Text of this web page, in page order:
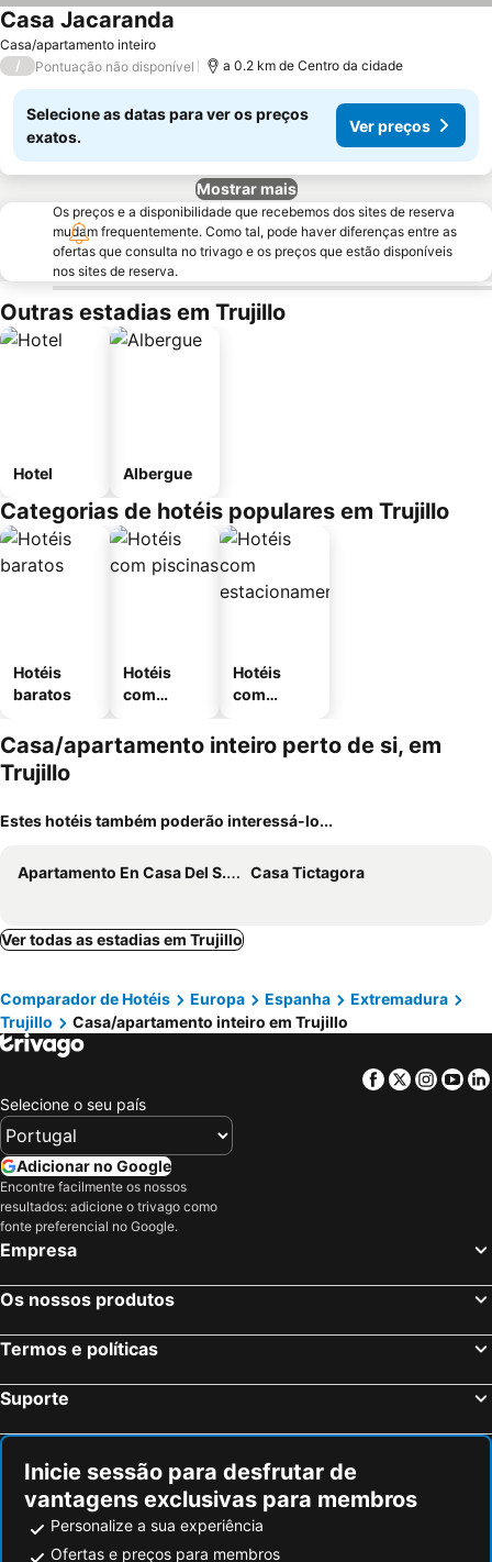
Casa/apartamento inteiro
Casa Jacaranda
/ Pontuação não disponível a 0.2 km de Centro da cidade
Selecione as datas para ver os preços
exatos.
Ver preços
Mostrar mais
Os preços e a disponibilidade que recebemos dos sites de reserva
mudam frequentemente. Como tal, pode haver diferenças entre as
ofertas que consulta no trivago e os preços que estão disponíveis
nos sites de reserva.
Outras estadias em Trujillo
Hotel Albergue
Categorias de hotéis populares em Trujillo
Hotéis
baratos
Hotéis
com
Hotéis
com
mento
Casa/apartamento inteiro perto de si, em
Trujillo
Estes hotéis também poderão interessá-lo...
Apartamento En Casa Del S.xvi Casa Tictagora
Ver todas as estadias em Trujillo
Comparador de Hotéis Europa Espanha
Extremadura
Trujillo
Casa/apartamento inteiro em Trujillo
Facebook
Twitter
Selecione o seu país
Adicionar no Google
Encontre facilmente os nossos
resultados: adicione o trivago como
fonte preferencial no Google.
Empresa
Os nossos produtos
Termos e políticas
Suporte
Inicie sessão para desfrutar de
vantagens exclusivas para membros
Personalize a sua experiência
Ofertas e preços para membros